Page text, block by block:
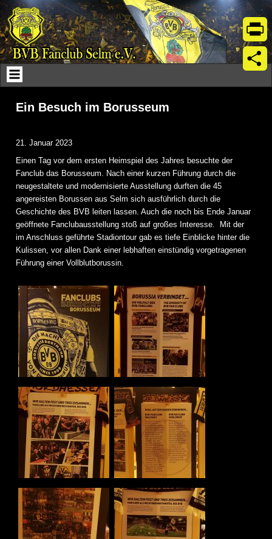
Skip
to
content
Ein Besuch im Borusseum
21. Januar 2023
Einen Tag vor dem ersten Heimspiel des Jahres besuchte der
Fanclub das Borusseum. Nach einer kurzen Führung durch die
neugestaltete und modernisierte Ausstellung durften die 45
angereisten Borussen aus Selm sich ausführlich durch die
Geschichte des BVB leiten lassen. Auch die noch bis Ende Januar
geöffnete Fanclubausstellung stoß auf großes Interesse. Mit der
im Anschluss geführte Stadiontour gab es tiefe Einblicke hinter die
Kulissen, vor allen Dank einer lebhaften einstündig vorgetragenen
Führung einer Vollblutborussin.
Print